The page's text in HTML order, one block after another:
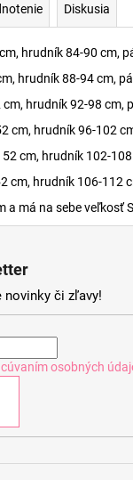
Diskusia
hrudník 84-90 cm,
hrudník 88-94 cm,
hrudník 92-98 cm,
cm, hrudník 96-102
cm, hrudník 102-
cm, hrudník 106-112
a má na sebe veľkosť
novinky či zľavy!
osobných